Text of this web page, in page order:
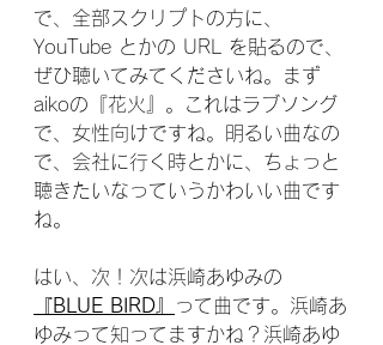
で、全部スクリプトの方に、
YouTube とかの URL を貼るので、
ぜひ聴いてみてくださいね。まず
aikoの『花火』。これはラブソング
で、女性向けですね。明るい曲なの
で、会社に行く時とかに、ちょっと
聴きたいなっていうかわいい曲です
ね。
はい、次！次は浜崎あゆみの
『BLUE BIRD』
って曲です。浜崎あ
ゆみって知ってますかね？浜崎あゆ